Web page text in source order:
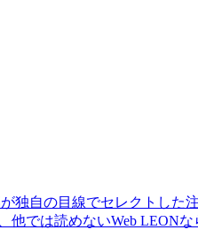
独自の目線でセレクトした
他では読めないWeb LEON